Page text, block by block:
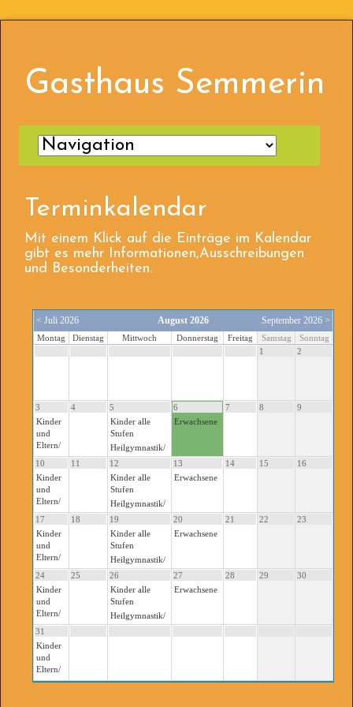
Gasthaus Semmerin
Terminkalendar
Mit einem Klick auf die Einträge im Kalendar
gibt es mehr Informationen,Ausschreibungen
und Besonderheiten.
< Juli 2026 August 2026 September 2026 >
Montag Dienstag Mittwoch Donnerstag Freitag Samstag Sonntag
1
2
3
Kinder
und
Eltern/
4
5
Kinder alle
Stufen
Heilgymnastik/
6
Erwachsene
7 8 9
10
Kinder
und
Eltern/
11
12
Kinder alle
Stufen
Heilgymnastik/
13
Erwachsene
14 15 16
17
Kinder
und
Eltern/
18
19
Kinder alle
Stufen
Heilgymnastik/
20
Erwachsene
21 22 23
24
Kinder
und
Eltern/
25
26
Kinder alle
Stufen
Heilgymnastik/
27
Erwachsene
28 29 30
31
Kinder
und
Eltern/